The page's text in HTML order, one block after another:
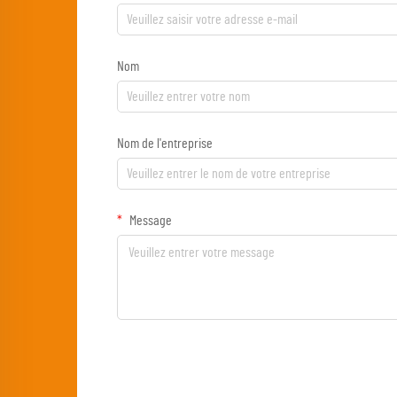
Nom
Nom de l'entreprise
Message